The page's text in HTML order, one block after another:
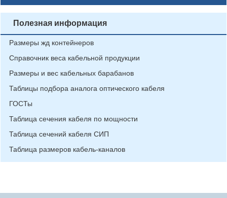
Полезная информация
Размеры жд контейнеров
Справочник веса кабельной продукции
Размеры и вес кабельных барабанов
Таблицы подбора аналога оптического кабеля
ГОСТы
Таблица сечения кабеля по мощности
Таблица сечений кабеля СИП
Таблица размеров кабель-каналов